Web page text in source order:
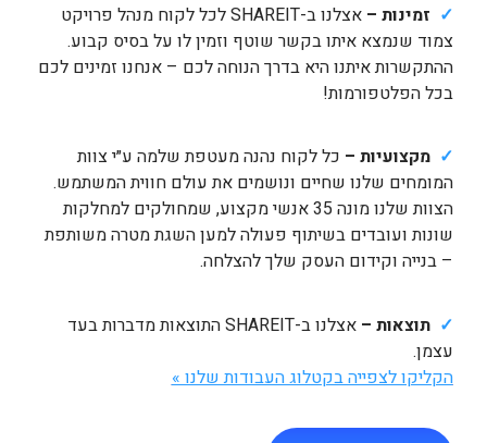
✓ זמינות –
אצלנו ב-SHAREIT לכל לקוח מנהל פרויקט
צמוד שנמצא איתו בקשר שוטף וזמין לו על בסיס קבוע.
ההתקשרות איתנו היא בדרך הנוחה לכם – אנחנו זמינים לכם
בכל הפלטפורמות!
✓ מקצועיות –כל לקוח נהנה מעטפת שלמה ע״י צוות
המומחים שלנו שחיים ונושמים את עולם חווית המשתמש.
הצוות שלנו מונה 35 אנשי מקצוע, שמחולקים למחלקות
שונות ועובדים בשיתוף פעולה למען השגת מטרה משותפת
– בנייה וקידום העסק שלך להצלחה.
✓ תוצאות –
אצלנו ב-SHAREIT התוצאות מדברות בעד
עצמן.
הקליקו לצפייה בקטלוג העבודות שלנו »